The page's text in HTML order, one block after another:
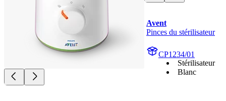
Avent
Pinces du stérilisateur
CP1234/01
Stérilisateur
Blanc